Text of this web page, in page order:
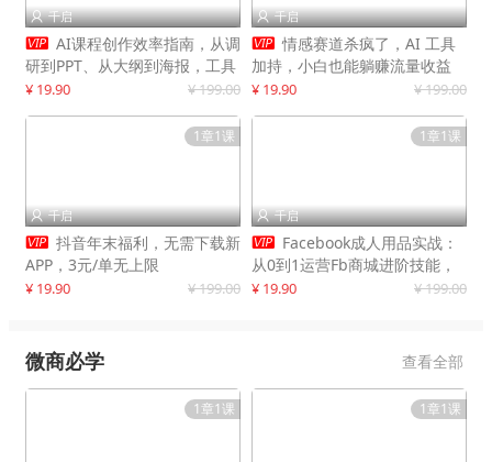
 千启
 AI课程创作效率指南，从调
研到PPT、从大纲到海报，工具
赋能，打造可持续变现产品线
¥ 19.90 ¥ 199.00
 千启
 情感赛道杀疯了，AI 工具
加持，小白也能躺赚流量收益
¥ 19.90 ¥ 199.00
1章1课
 千启
 抖音年末福利，无需下载新
APP，3元/单无上限
¥ 19.90 ¥ 199.00
1章1课
 千启
 Facebook成人用品实战：
从0到1运营Fb商城进阶技能，
快速提升订单转化与店铺收益
¥ 19.90 ¥ 199.00
微商必学 查看全部
1章1课 1章1课